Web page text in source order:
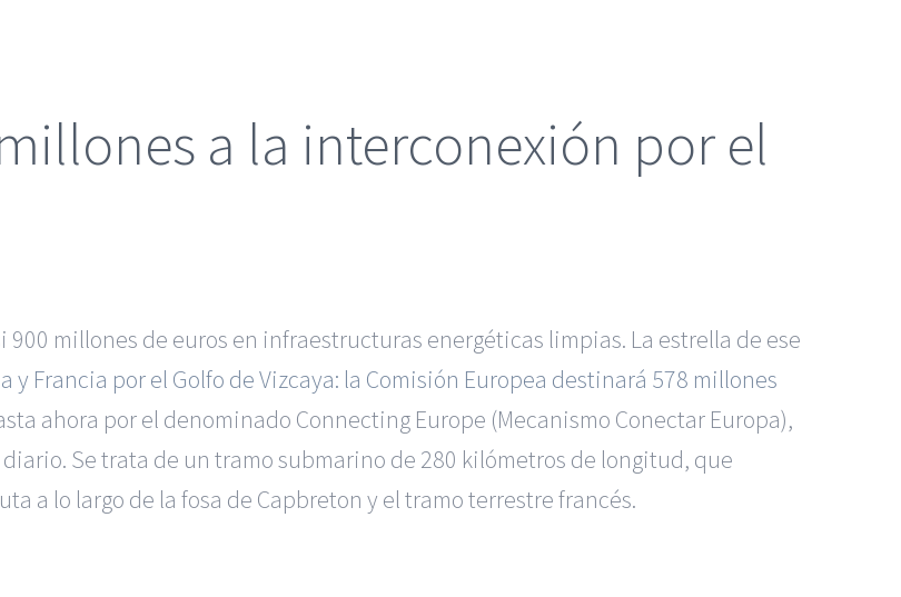
a la interconexión por el
millones de euros en infraestructuras energéticas limpias. La estrella de ese
y Francia por el Golfo de Vizcaya: la Comisión Europea destinará 578 millones
ahora por el denominado Connecting Europe (Mecanismo Conectar Europa),
Se trata de un tramo submarino de 280 kilómetros de longitud, que
a lo largo de la fosa de Capbreton y el tramo terrestre francés.